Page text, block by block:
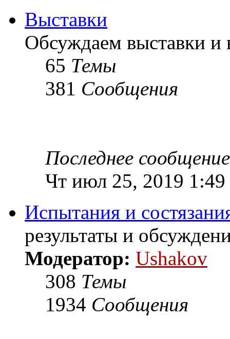
Выставки
Обсуждаем выставки и
65 Темы
381 Сообщения
Последнее сообщение
Чт июл 25, 2019 1:49
Испытания и
результаты и
Модератор: Ushakov
308 Темы
1934 Сообщения